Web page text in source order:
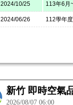
2024/10/25 113年6月
2024/06/26 112學年